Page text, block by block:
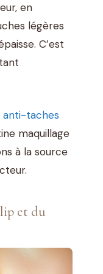
en
légères
C’est
anti-taches
maquillage
à la source
et du